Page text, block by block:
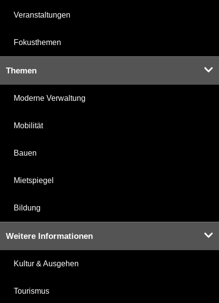
Veranstaltungen
Fokusthemen
Themen
Moderne Verwaltung
Mobilität
Bauen
Mietspiegel
Bildung
Weitere Informationen
Kultur & Ausgehen
Tourismus